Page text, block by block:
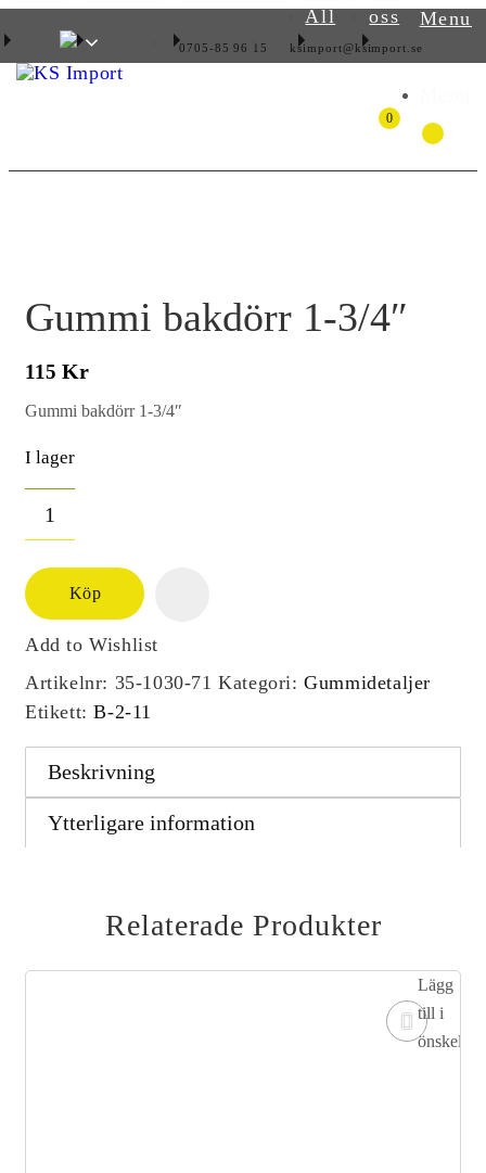
0705-85 96 15 ksimport@ksimport.se
All
oss
Menu
0
Gummi bakdörr 1-3/4″
115 Kr
Gummi bakdörr 1-3/4″
I lager
Köp
Add to Wishlist
Artikelnr: 35-1030-71 Kategori:Gummidetaljer
Etikett:B-2-11
Beskrivning
Ytterligare information
Relaterade Produkter
Lägg
till i
önskelista